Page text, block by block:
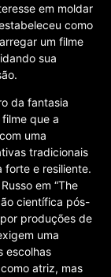
em moldar
como
um filme
sua
da fantasia
filme que a
uma
tradicionais
forte e resiliente.
em “The
científica pós-
produções de
uma
escolhas
atriz, mas